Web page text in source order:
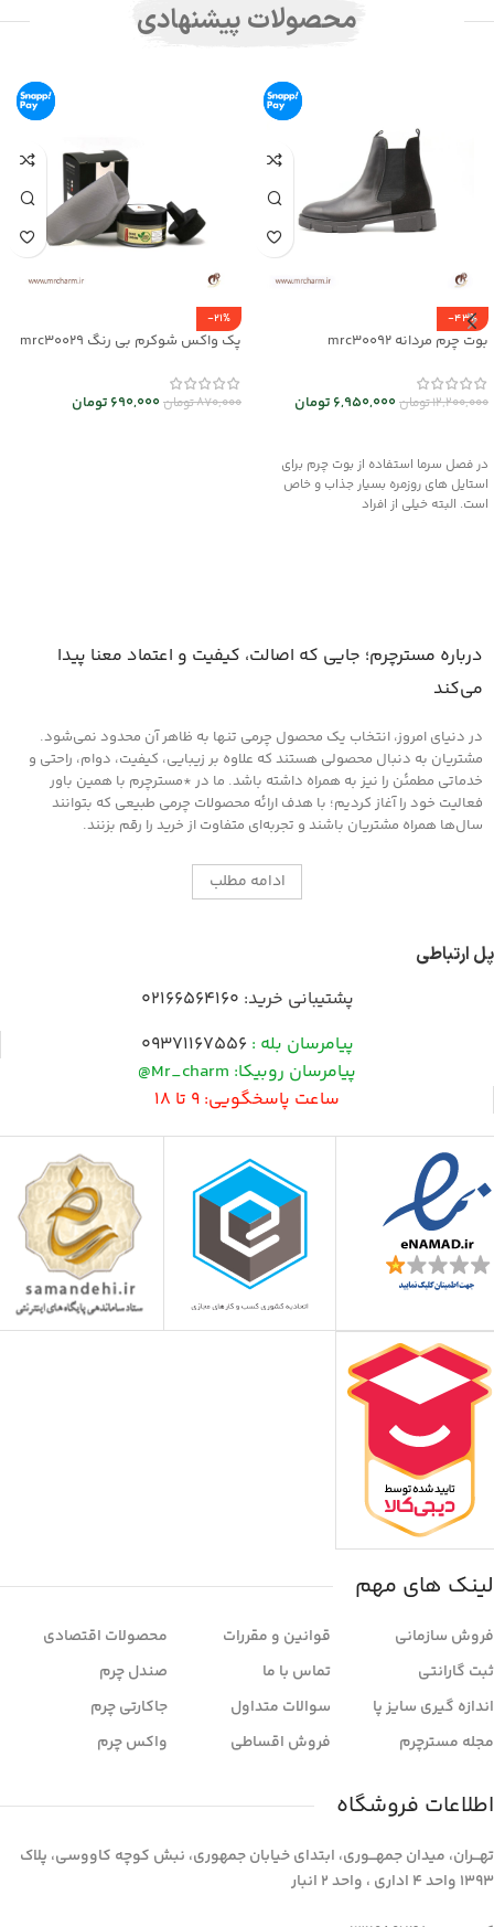
محصولات پیشنهادی
-43%
بوت چرم مردانه mrc30092
12,200,000تومان6,950,000 تومان
در فصل سرما استفاده از بوت چرم برای
استایل های روزمره بسیار جذاب و خاص
است. البته خیلی از افراد
-21%
پک واکس شوکرم بی رنگ mrc30029
870,000تومان690,000 تومان
درباره مسترچرم؛ جایی که اصالت، کیفیت و اعتماد معنا پیدا
می‌کند
در دنیای امروز، انتخاب یک محصول چرمی تنها به ظاهر آن محدود نمی‌شود.
مشتریان به دنبال محصولی هستند که علاوه بر زیبایی، کیفیت، دوام، راحتی و
خدماتی مطمئن را نیز به همراه داشته باشد. ما در *مسترچرم با همین باور
فعالیت خود را آغاز کردیم؛ با هدف ارائه محصولات چرمی طبیعی که بتوانند
سال‌ها همراه مشتریان باشند و تجربه‌ای متفاوت از خرید را رقم بزنند.
ادامه مطلب
پل ارتباطی
پشتیبانی خرید: 02166564160
پیامرسان بله : 09371167556
پیامرسان روبیکا: Mr_charm@
ساعت پاسخگویی: 9 تا 18
لینک های مهم
فروش سازمانی
ثبت گارانتی
اندازه گیری سایز پا
مجله مسترچرم
قوانین و مقررات
تماس با ما
سوالات متداول
فروش اقساطی
محصولات اقتصادی
صندل چرم
جاکارتی چرم
واکس چرم
اطلاعات فروشگاه
تهـــران، میدان جمهـــوری، ابتدای خیابان جمهوری، نبش کوچه کاووسی، پلاک
1393 واحد 4 اداری ، واحد 2 انبار